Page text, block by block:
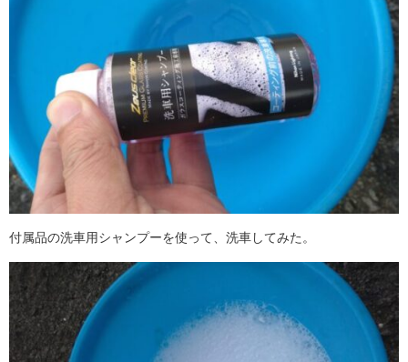
付属品の洗車用シャンプーを使って、洗車してみた。